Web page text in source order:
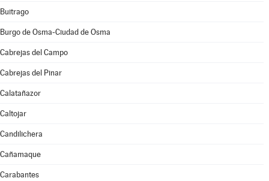
Buitrago
Burgo de Osma-Ciudad de Osma
Cabrejas del Campo
Cabrejas del Pinar
Calatañazor
Caltojar
Candilichera
Cañamaque
Carabantes